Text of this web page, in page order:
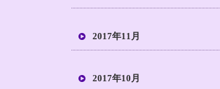
2017年11月
2017年10月